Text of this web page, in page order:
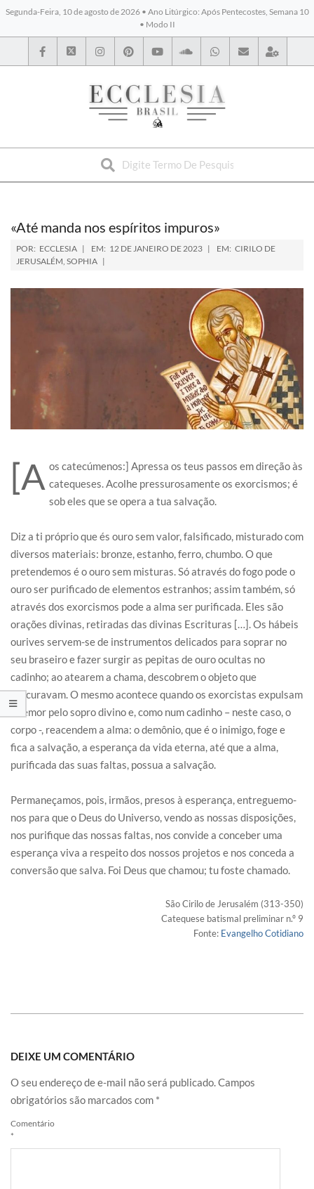
Segunda-Feira, 10 de agosto de 2026 • Ano Litúrgico: Após Pentecostes, Semana 10
• Modo II
BYBLOS
«Até manda nos espíritos impuros»
POR: ECCLESIA EM: 12 DE JANEIRO DE 2023 EM: CIRILO DE
JERUSALÉM, SOPHIA
[A os catecúmenos:] Apressa os teus passos em direção às
catequeses. Acolhe pressurosamente os exorcismos; é
sob eles que se opera a tua salvação.
Diz a ti próprio que és ouro sem valor, falsificado, misturado com
diversos materiais: bronze, estanho, ferro, chumbo. O que
pretendemos é o ouro sem misturas. Só através do fogo pode o
ouro ser purificado de elementos estranhos; assim também, só
através dos exorcismos pode a alma ser purificada. Eles são
orações divinas, retiradas das divinas Escrituras […]. Os hábeis
ourives servem-se de instrumentos delicados para soprar no
seu braseiro e fazer surgir as pepitas de ouro ocultas no
cadinho; ao atearem a chama, descobrem o objeto que
procuravam. O mesmo acontece quando os exorcistas expulsam
o temor pelo sopro divino e, como num cadinho – neste caso, o
corpo -, reacendem a alma: o demônio, que é o inimigo, foge e
fica a salvação, a esperança da vida eterna, até que a alma,
purificada das suas faltas, possua a salvação.
Permaneçamos, pois, irmãos, presos à esperança, entreguemo-
nos para que o Deus do Universo, vendo as nossas disposições,
nos purifique das nossas faltas, nos convide a conceber uma
esperança viva a respeito dos nossos projetos e nos conceda a
conversão que salva. Foi Deus que chamou; tu foste chamado.
São Cirilo de Jerusalém (313-350)
Catequese batismal preliminar n.º 9
Fonte: Evangelho Cotidiano
DEIXE UM COMENTÁRIO
O seu endereço de e-mail não será publicado.Campos
obrigatórios são marcados com *
Comentário
*